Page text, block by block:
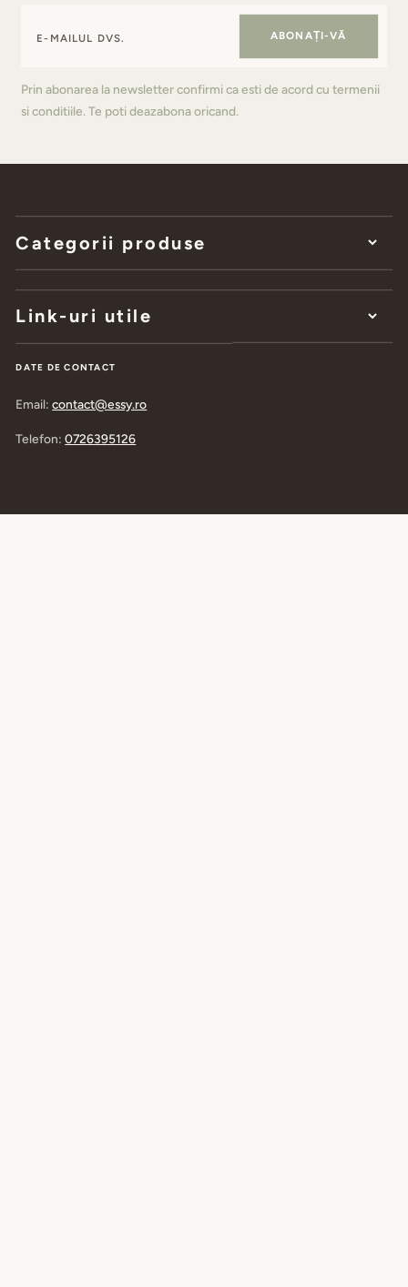
ABONAȚI-VĂ
Prin abonarea la newsletter confirmi ca esti de acord cu termenii
si conditiile. Te poti deazabona oricand.
Categorii produse
Link-uri utile
DATE DE CONTACT
Email:contact@essy.ro
Telefon:0726395126